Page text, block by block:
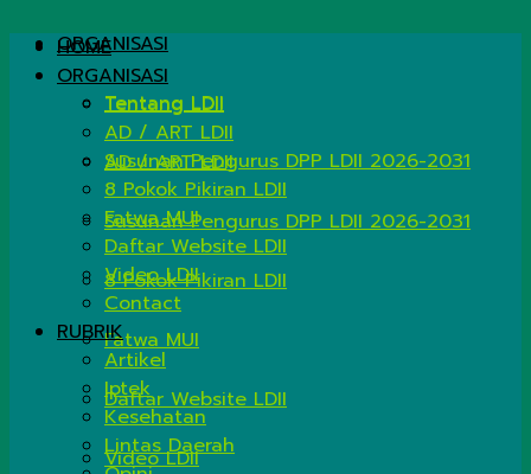
ORGANISASI
Tentang LDII
AD / ART LDII
Susunan Pengurus DPP LDII 2026-2031
8 Pokok Pikiran LDII
Fatwa MUI
Daftar Website LDII
Video LDII
HOME
ORGANISASI
Tentang LDII
AD / ART LDII
Susunan Pengurus DPP LDII 2026-2031
8 Pokok Pikiran LDII
Fatwa MUI
Daftar Website LDII
Video LDII
Contact
RUBRIK
Artikel
Iptek
Kesehatan
Lintas Daerah